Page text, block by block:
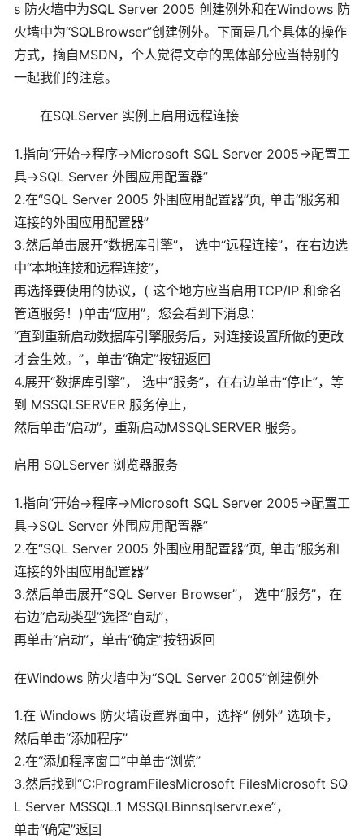
s 防火墙中为SQL Server 2005 创建例外和在Windows 防
火墙中为“SQLBrowser”创建例外。下面是几个具体的操作
方式，摘自MSDN，个人觉得文章的黑体部分应当特别的
一起我们的注意。
在SQLServer 实例上启用远程连接
1.指向“开始->程序->Microsoft SQL Server 2005->配置工
具->SQL Server 外围应用配置器”
2.在“SQL Server 2005 外围应用配置器”页, 单击“服务和
连接的外围应用配置器”
3.然后单击展开“数据库引擎”， 选中“远程连接”，在右边选
中“本地连接和远程连接”，
再选择要使用的协议，( 这个地方应当启用TCP/IP 和命名
管道服务！)单击“应用”，您会看到下消息：
“直到重新启动数据库引擎服务后，对连接设置所做的更改
才会生效。”，单击“确定”按钮返回
4.展开“数据库引擎”， 选中“服务”，在右边单击“停止”，等
到 MSSQLSERVER 服务停止，
然后单击“启动”，重新启动MSSQLSERVER 服务。
启用 SQLServer 浏览器服务
1.指向“开始->程序->Microsoft SQL Server 2005->配置工
具->SQL Server 外围应用配置器”
2.在“SQL Server 2005 外围应用配置器”页, 单击“服务和
连接的外围应用配置器”
3.然后单击展开“SQL Server Browser”， 选中“服务”，在
右边“启动类型”选择“自动”，
再单击“启动”，单击“确定”按钮返回
在Windows 防火墙中为“SQL Server 2005”创建例外
1.在 Windows 防火墙设置界面中，选择“ 例外” 选项卡，
然后单击“添加程序”
2.在“添加程序窗口”中单击“浏览”
3.然后找到“C:ProgramFilesMicrosoft FilesMicrosoft SQ
L Server MSSQL.1 MSSQLBinnsqlservr.exe”，
单击“确定”返回